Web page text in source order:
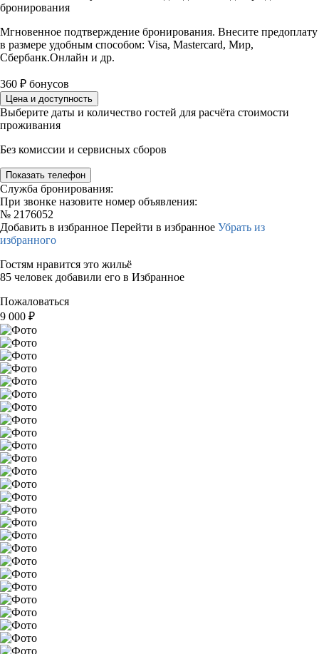
бронирования
Мгновенное подтверждение бронирования. Внесите предоплату
в размере удобным способом: Visa, Mastercard, Мир,
Сбербанк.Онлайн и др.
360 ₽ бонусов
Цена и доступность
Выберите даты и количество гостей для расчёта стоимости
проживания
Без комиссии и сервисных сборов
Показать телефон
Служба бронирования:
При звонке назовите номер объявления:
№ 2176052
Добавить в избранное Перейти в избранное Убрать из
избранного
Гостям нравится это жильё
85 человек добавили его в Избранное
Пожаловаться
9 000 ₽